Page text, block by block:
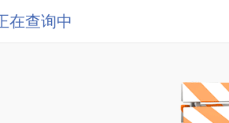
在查询中